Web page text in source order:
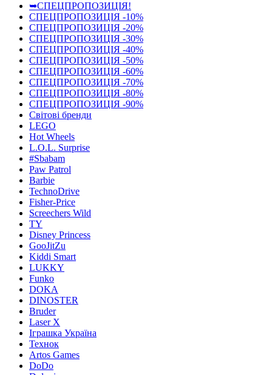
➥СПЕЦПРОПОЗИЦІЯ!
СПЕЦПРОПОЗИЦІЯ -10%
СПЕЦПРОПОЗИЦІЯ -20%
СПЕЦПРОПОЗИЦІЯ -30%
СПЕЦПРОПОЗИЦІЯ -40%
СПЕЦПРОПОЗИЦІЯ -50%
СПЕЦПРОПОЗИЦІЯ -60%
СПЕЦПРОПОЗИЦІЯ -70%
СПЕЦПРОПОЗИЦІЯ -80%
СПЕЦПРОПОЗИЦІЯ -90%
Світові бренди
LEGO
Hot Wheels
L.O.L. Surprise
#Sbabam
Paw Patrol
Barbie
TechnoDrive
Fisher-Price
Screechers Wild
TY
Disney Princess
GooJitZu
Kiddi Smart
LUKKY
Funko
DOKA
DINOSTER
Bruder
Laser X
Іграшка Україна
Технок
Artos Games
DoDo